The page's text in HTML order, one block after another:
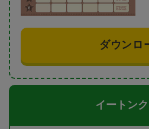
ダウンロ
イートン